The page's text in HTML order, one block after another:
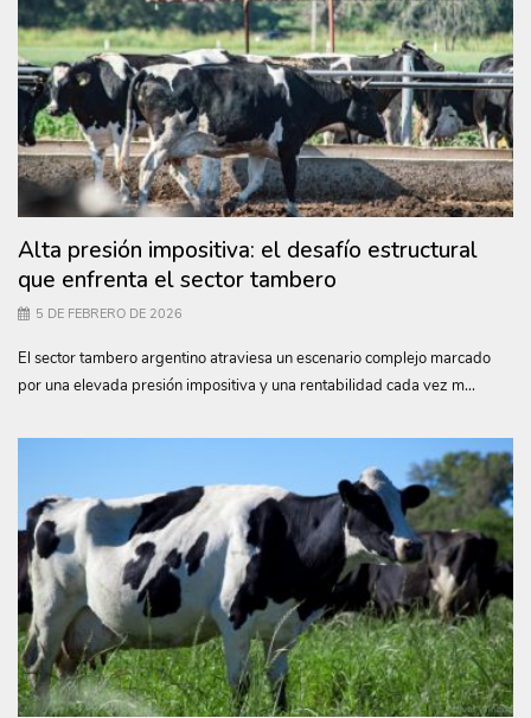
Alta presión impositiva: el desafío estructural
que enfrenta el sector tambero
5 DE FEBRERO DE 2026
El sector tambero argentino atraviesa un escenario complejo marcado
por una elevada presión impositiva y una rentabilidad cada vez m...